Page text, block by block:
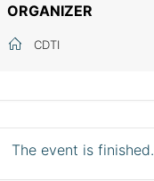
ORGANIZER
CDTI
The event is finished.